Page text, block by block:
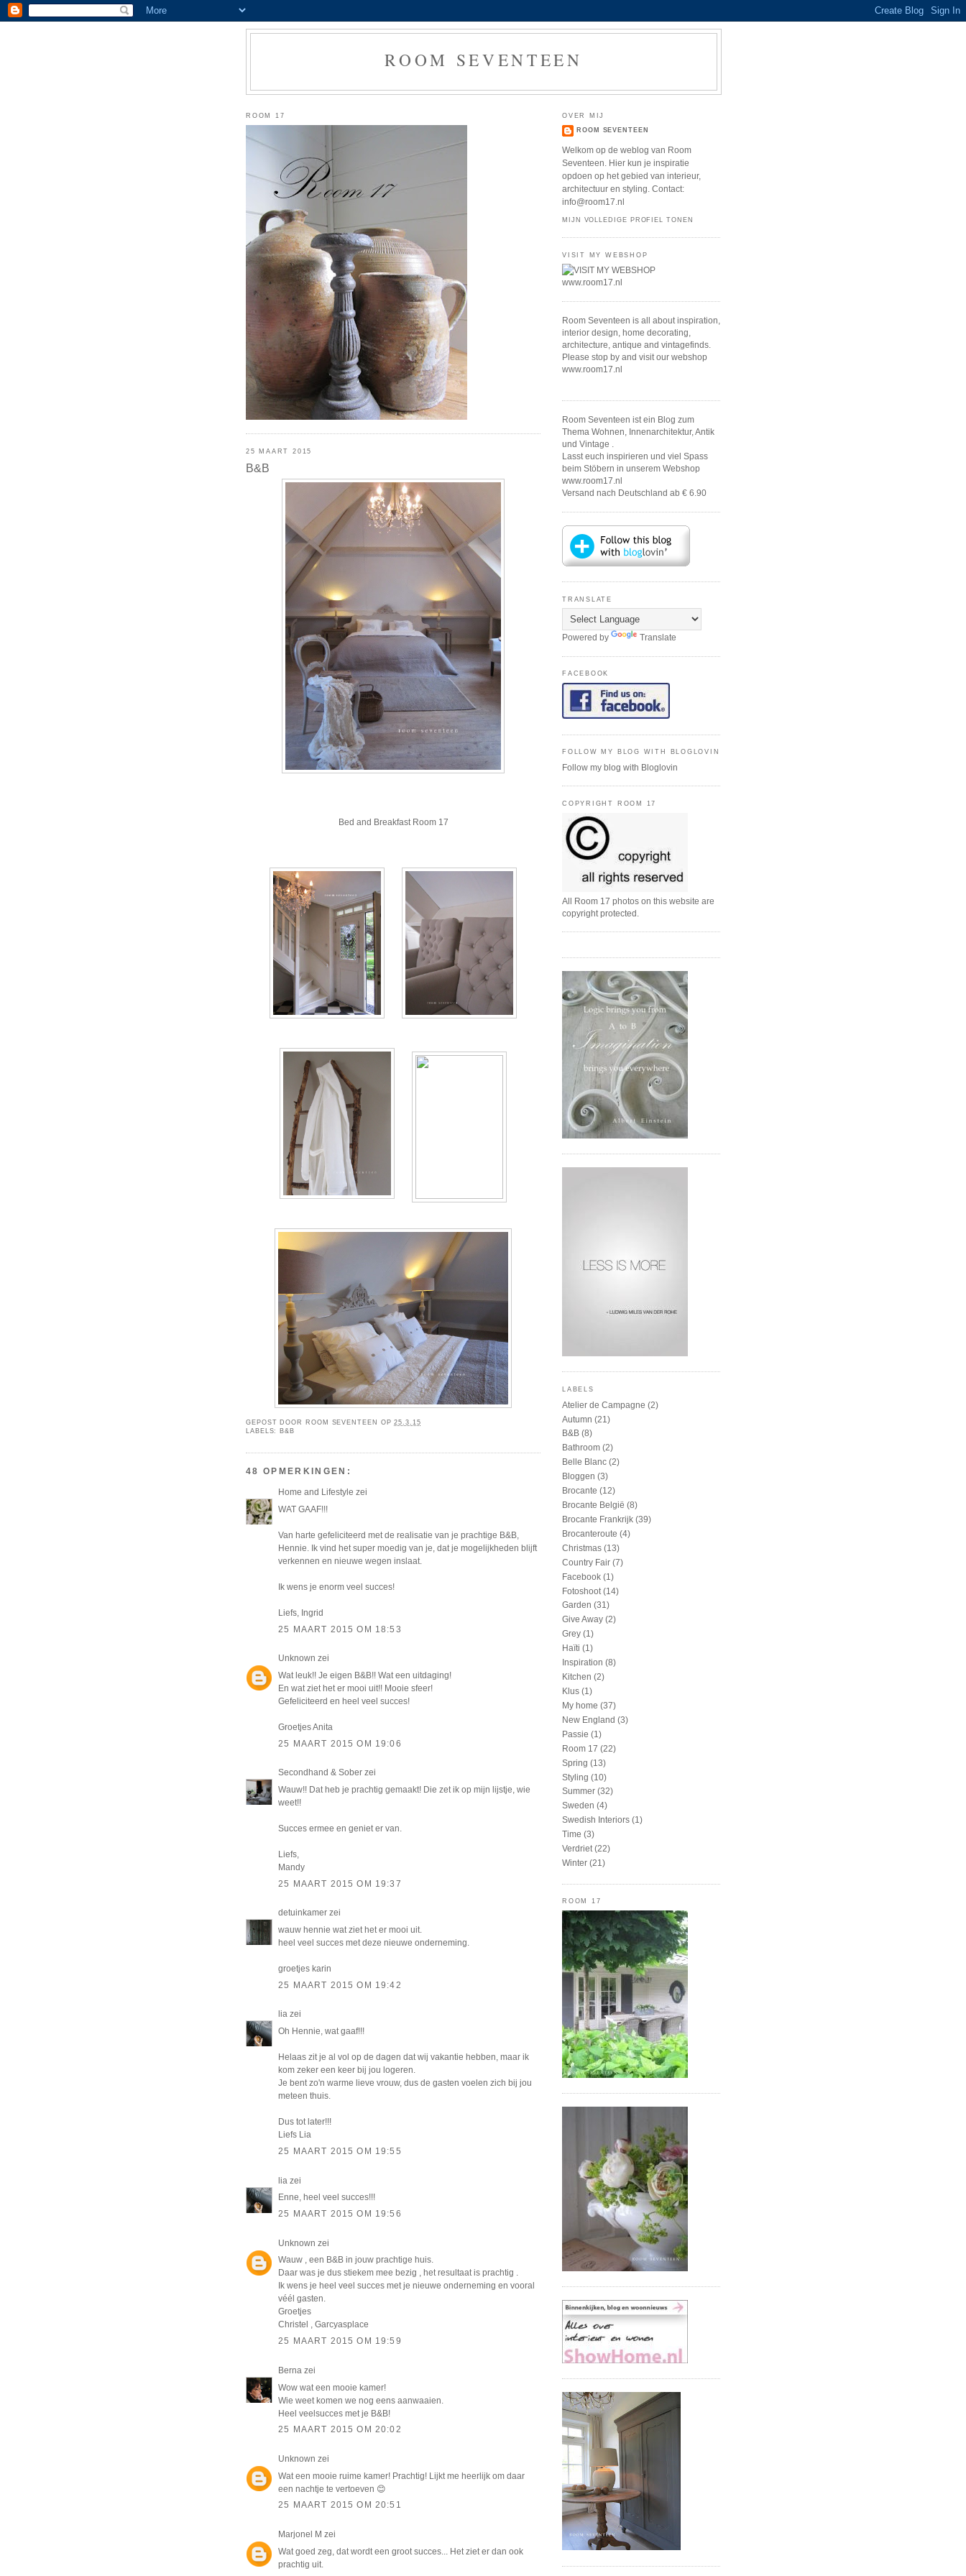
ROOM SEVENTEEN
ROOM 17
25 MAART 2015
B&B
Bed and Breakfast Room 17
GEPOST DOOR ROOM SEVENTEEN OP25.3.15
LABELS: B&B
48 OPMERKINGEN:
Home and Lifestyle zei
WAT GAAF!!!
Van harte gefeliciteerd met de realisatie van je prachtige B&B,
Hennie. Ik vind het super moedig van je, dat je mogelijkheden blijft
verkennen en nieuwe wegen inslaat.
Ik wens je enorm veel succes!
Liefs, Ingrid
25 MAART 2015 OM 18:53
Unknown zei
Wat leuk!! Je eigen B&B!! Wat een uitdaging!
En wat ziet het er mooi uit!! Mooie sfeer!
Gefeliciteerd en heel veel succes!
Groetjes Anita
25 MAART 2015 OM 19:06
Secondhand & Sober zei
Wauw!! Dat heb je prachtig gemaakt! Die zet ik op mijn lijstje, wie
weet!!
Succes ermee en geniet er van.
Liefs,
Mandy
25 MAART 2015 OM 19:37
detuinkamer zei
wauw hennie wat ziet het er mooi uit.
heel veel succes met deze nieuwe onderneming.
groetjes karin
25 MAART 2015 OM 19:42
lia zei
Oh Hennie, wat gaaf!!!
Helaas zit je al vol op de dagen dat wij vakantie hebben, maar ik
kom zeker een keer bij jou logeren.
Je bent zo'n warme lieve vrouw, dus de gasten voelen zich bij jou
meteen thuis.
Dus tot later!!!
Liefs Lia
25 MAART 2015 OM 19:55
lia zei
Enne, heel veel succes!!!
25 MAART 2015 OM 19:56
Unknown zei
Wauw , een B&B in jouw prachtige huis.
Daar was je dus stiekem mee bezig , het resultaat is prachtig .
Ik wens je heel veel succes met je nieuwe onderneming en vooral
véél gasten.
Groetjes
Christel , Garcyasplace
25 MAART 2015 OM 19:59
Berna zei
Wow wat een mooie kamer!
Wie weet komen we nog eens aanwaaien.
Heel veelsucces met je B&B!
25 MAART 2015 OM 20:02
Unknown zei
Wat een mooie ruime kamer! Prachtig! Lijkt me heerlijk om daar
een nachtje te vertoeven 😊
25 MAART 2015 OM 20:51
Marjonel M zei
Wat goed zeg, dat wordt een groot succes... Het ziet er dan ook
prachtig uit.
OVER MIJ
ROOM SEVENTEEN
Welkom op de weblog van Room
Seventeen. Hier kun je inspiratie
opdoen op het gebied van interieur,
architectuur en styling. Contact:
info@room17.nl
MIJN VOLLEDIGE PROFIEL TONEN
VISIT MY WEBSHOP
www.room17.nl
Room Seventeen is all about inspiration,
interior design, home decorating,
architecture, antique and vintagefinds.
Please stop by and visit our webshop
www.room17.nl
Room Seventeen ist ein Blog zum
Thema Wohnen, Innenarchitektur, Antik
und Vintage .
Lasst euch inspirieren und viel Spass
beim Stöbern in unserem Webshop
www.room17.nl
Versand nach Deutschland ab € 6.90
TRANSLATE
Powered by Translate
FACEBOOK
FOLLOW MY BLOG WITH BLOGLOVIN
Follow my blog with Bloglovin
COPYRIGHT ROOM 17
All Room 17 photos on this website are
copyright protected.
LABELS
Atelier de Campagne (2)
Autumn (21)
B&B (8)
Bathroom (2)
Belle Blanc (2)
Bloggen (3)
Brocante (12)
Brocante België (8)
Brocante Frankrijk (39)
Brocanteroute (4)
Christmas (13)
Country Fair (7)
Facebook (1)
Fotoshoot (14)
Garden (31)
Give Away (2)
Grey (1)
Haïti (1)
Inspiration (8)
Kitchen (2)
Klus (1)
My home (37)
New England (3)
Passie (1)
Room 17 (22)
Spring (13)
Styling (10)
Summer (32)
Sweden (4)
Swedish Interiors (1)
Time (3)
Verdriet (22)
Winter (21)
ROOM 17